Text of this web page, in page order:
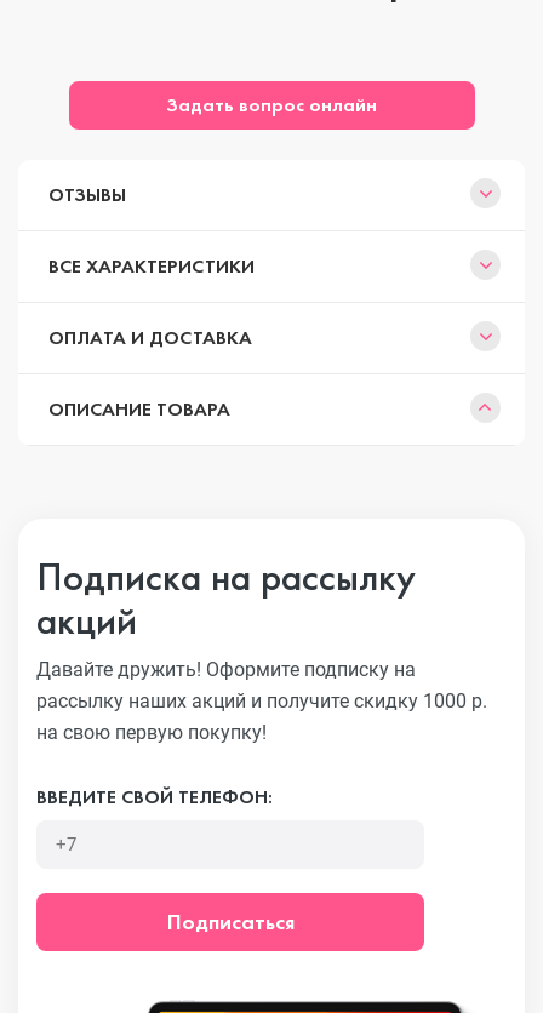
Задать вопрос онлайн
ОТЗЫВЫ
ВСЕ ХАРАКТЕРИСТИКИ
ОПЛАТА И ДОСТАВКА
ОПИСАНИЕ ТОВАРА
Подписка на рассылку
акций
Давайте дружить! Оформите подписку на
рассылку наших акций и получите скидку 1000 р.
на свою первую покупку!
ВВЕДИТЕ СВОЙ ТЕЛЕФОН:
Подписаться